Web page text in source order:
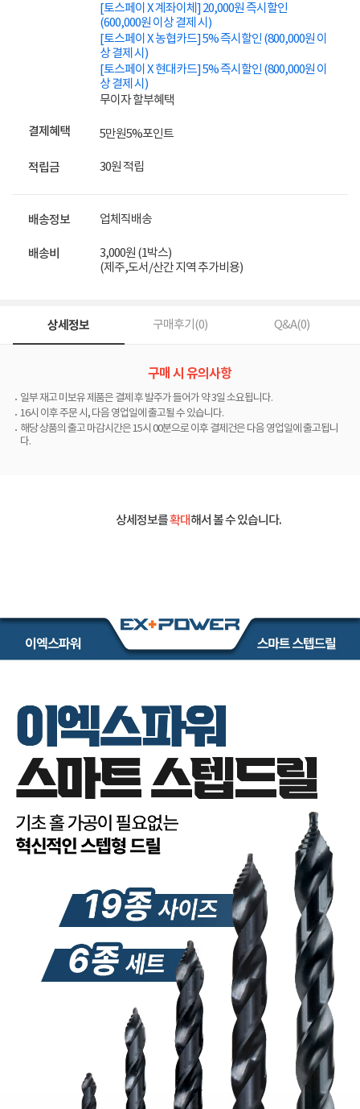
[토스페이 X 계좌이체] 20,000원 즉시할인
(600,000원 이상 결제 시)
[토스페이 X 농협카드] 5% 즉시할인 (800,000원 이
상 결제 시)
[토스페이 X 현대카드] 5% 즉시할인 (800,000원 이
상 결제 시)
무이자 할부혜택
결제혜택 5만원5%포인트
적립금 30원 적립
배송정보 업체직배송
배송비
3,000원 (1박스)
(제주,도서/산간 지역 추가비용)
상세정보 구매후기(0) Q&A(0)
구매 시 유의사항
일부 재고 미보유 제품은 결제 후 발주가 들어가 약 3일 소요됩니다.
16시 이후 주문 시, 다음 영업일에 출고될 수 있습니다.
해당 상품의 출고 마감시간은 15시 00분으로 이후 결제건은 다음 영업일에 출고됩니
다.
상세정보를확대해서 볼 수 있습니다.